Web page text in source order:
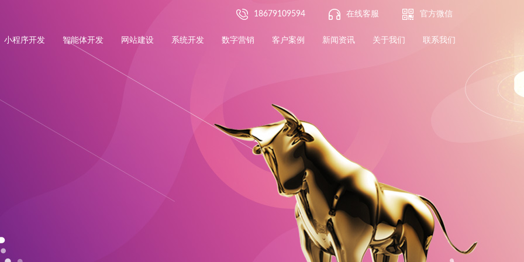
18679109594 在线客服 官方微信
小程序开发 智能体开发 网站建设 系统开发 数字营销 客户案例 新闻资讯 关于我们 联系我们